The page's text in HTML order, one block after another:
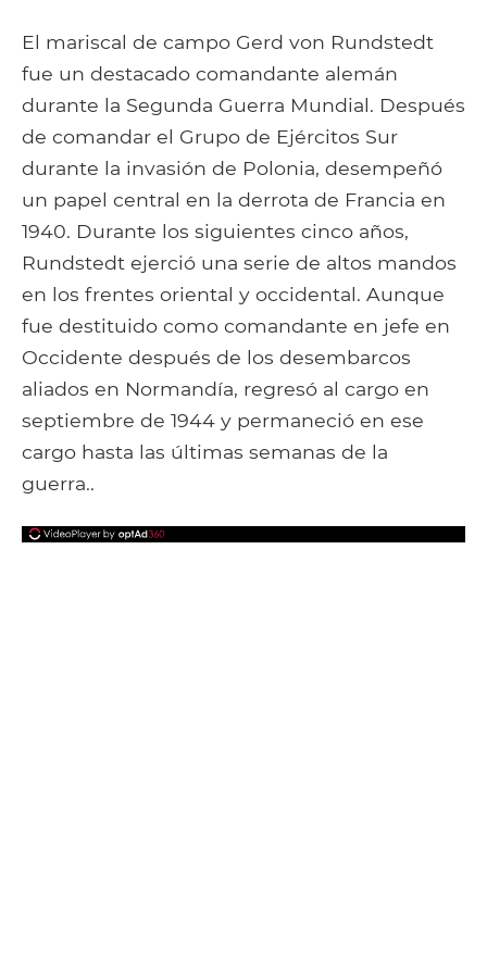
Facebook Google+Tumblr
Pocket
El mariscal de campo Gerd von Rundstedt
fue un destacado comandante alemán
durante la Segunda Guerra Mundial. Después
de comandar el Grupo de Ejércitos Sur
durante la invasión de Polonia, desempeñó
un papel central en la derrota de Francia en
1940. Durante los siguientes cinco años,
Rundstedt ejerció una serie de altos mandos
en los frentes oriental y occidental. Aunque
fue destituido como comandante en jefe en
Occidente después de los desembarcos
aliados en Normandía, regresó al cargo en
septiembre de 1944 y permaneció en ese
cargo hasta las últimas semanas de la
guerra..